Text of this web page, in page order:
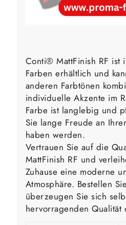
Conti® MattFinish RF ist
Farben erhältlich und
anderen Farbtönen
individuelle Akzente im
Farbe ist langlebig und
Sie lange Freude an
haben werden.
Vertrauen Sie auf die
MattFinish RF und
Zuhause eine moderne
Atmosphäre. Bestellen
überzeugen Sie sich
hervorragenden Qualität